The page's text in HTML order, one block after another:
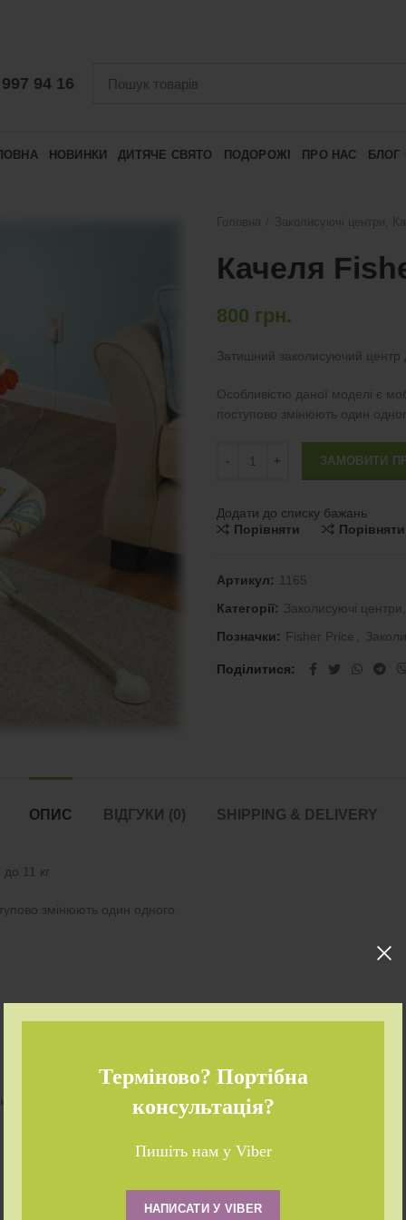
Терміново? Портібна
консультація?
Пишіть нам у Viber
НАПИСАТИ У VIBER
94 16
НОВИНКИ ДИТЯЧЕ СВЯТО ПОДОРОЖІ ПРО НАС БЛОГ
Качеля
800 грн.
Затишний заколисуючий центр
Особливістю даної моделі є
поступово змінюють один
ЗАМОВИТИ
Додати до списку бажань
Порівняти
Порівняти
Артикул:
1165
Категорії: Заколисуючі
Позначки: Fisher Price
Поділитися
ОПИС ВІДГУКИ (0) SHIPPING & DELIVERY
11 кг
змінюють один одного
ефектами